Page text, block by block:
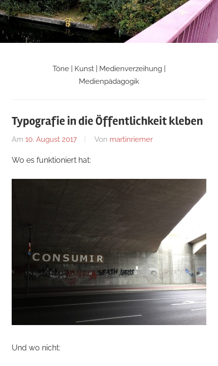
Zum
Inhalt
springen
Martin
Blog
Töne | Kunst | Medienverzeihung |
Medienpädagogik
Typografie in die Öffentlichkeit kleben
Am 10. August 2017 Von martinriemer
Wo es funktioniert hat:
Und wo nicht: